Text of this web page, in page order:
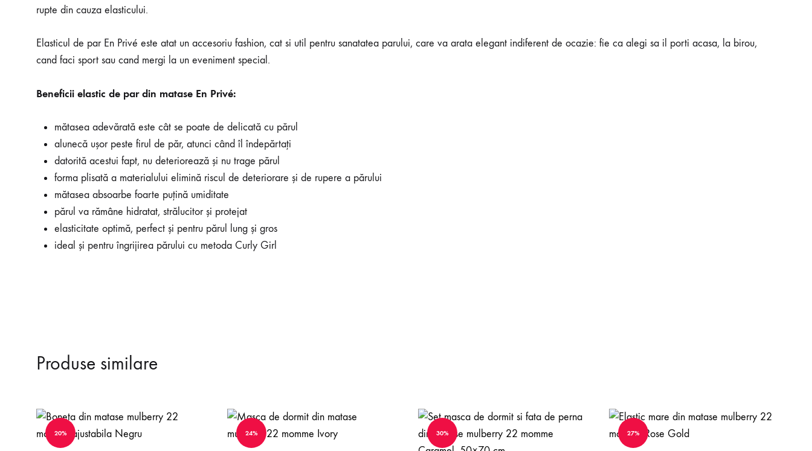
rupte din cauza elasticului.
Elasticul de par En Privé este atat un accesoriu fashion, cat si util pentru sanatatea parului, care va arata elegant indiferent de ocazie: fie ca alegi sa il porti acasa, la birou,
cand faci sport sau cand mergi la un eveniment special.
Beneficii elastic de par din matase En Privé:
mătasea adevărată este cât se poate de delicată cu părul
alunecă ușor peste firul de păr, atunci când îl îndepărtați
datorită acestui fapt, nu deteriorează și nu trage părul
forma plisată a materialului elimină riscul de deteriorare și de rupere a părului
mătasea absoarbe foarte puțină umiditate
părul va rămâne hidratat, strălucitor și protejat
elasticitate optimă, perfect și pentru părul lung și gros
ideal și pentru îngrijirea părului cu metoda Curly Girl
Produse similare
20% 24% 30% 27%